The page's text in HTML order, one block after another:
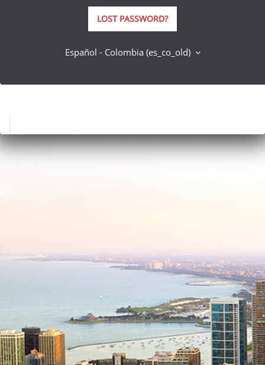
LOST PASSWORD?
Español - Colombia ‎(es_co_old)‎